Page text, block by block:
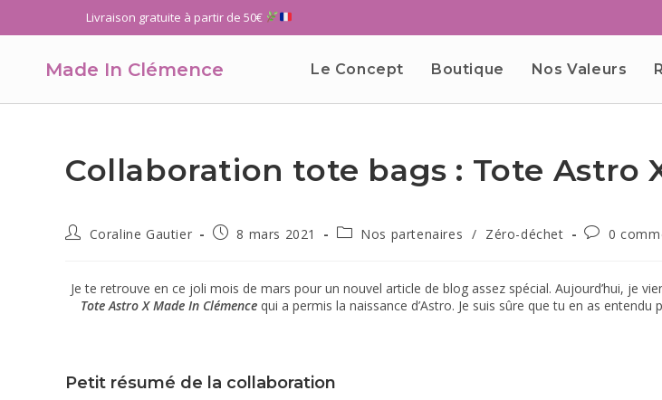
Livraison gratuite à partir de 50€
Made In Clémence Le Concept Boutique Nos Valeurs
Collaboration tote bags : Tote Astro
Coraline Gautier 8 mars 2021 Nos partenaires / Zéro-déchet 0
Je te retrouve en ce joli mois de mars pour un nouvel article de blog assez spécial. Aujourd’hui, je
Tote Astro X Made In Clémence qui a permis la naissance d’Astro. Je suis sûre que tu en as
Petit résumé de la collaboration